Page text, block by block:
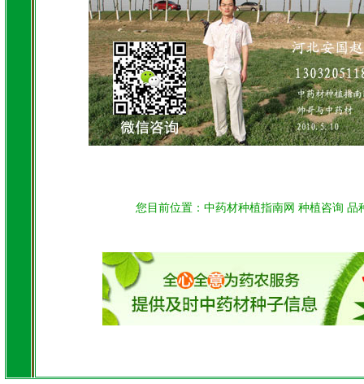
您目前位置： 中药材种植指南网 种植咨询 品